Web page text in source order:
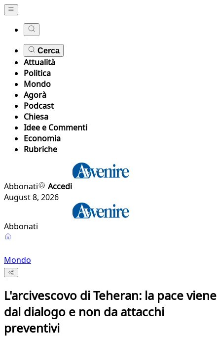
Cerca
Attualità
Politica
Mondo
Agorà
Podcast
Chiesa
Idee e Commenti
Economia
Rubriche
Abbonati
Accedi
August 8, 2026
Abbonati
Mondo
L'arcivescovo di Teheran: la pace viene
dal dialogo e non da attacchi
preventivi